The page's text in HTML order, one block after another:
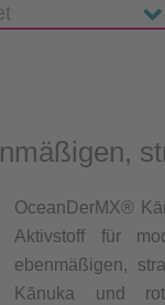
OceanDerMX®
Aktivstoff für
ebenmäßigen,
Kānuka und